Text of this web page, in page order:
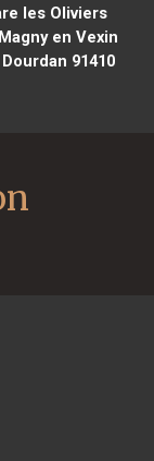
les Oliviers
en Vexin
91410